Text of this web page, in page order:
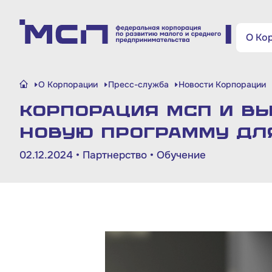
О
бизнесу
Банкам и финансовым
Поиск по сайту
О Корпорации Пресс-служба Новости Корпорации
Корпорация МСП и
новую программу
02.12.2024 • Партнерство • Обучение